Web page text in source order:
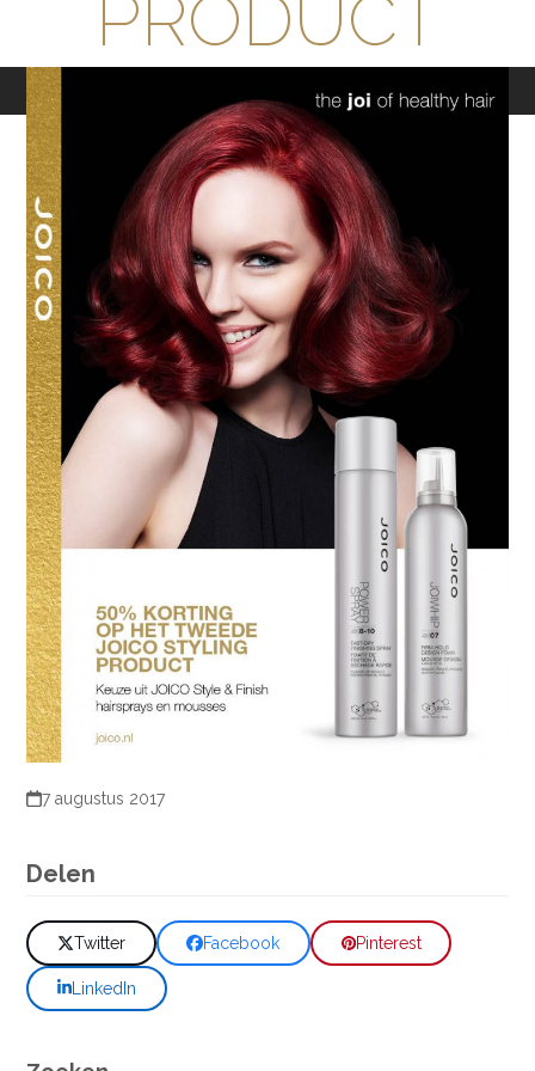
PRODUCT
7 augustus 2017
Delen
Twitter Facebook Pinterest
LinkedIn